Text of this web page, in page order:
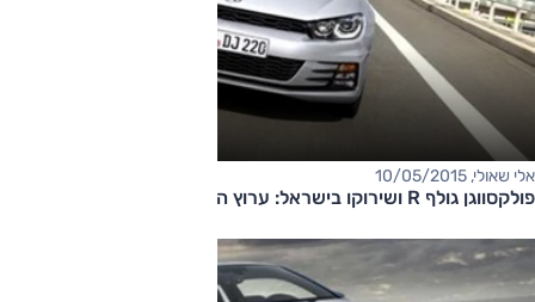
אלי שאולי, 10/05/2015
פולקסווגן גולף R ושירוקו בישראל: ערוץ הספורט